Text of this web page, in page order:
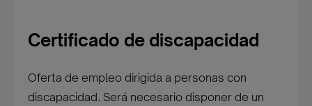
Certificado de discapacidad
Oferta de empleo dirigida a personas con
discapacidad. Será necesario disponer de un